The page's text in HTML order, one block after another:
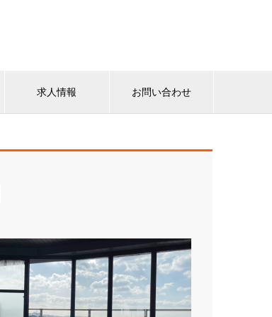
求人情報 お問い合わせ